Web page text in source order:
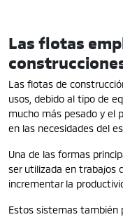
Las flotas
Las flotas de
usos, debido al tipo de
mucho más pesado y el
en las necesidades del
Una de las formas
ser utilizada en trabajos
incrementar la
Estos sistemas también